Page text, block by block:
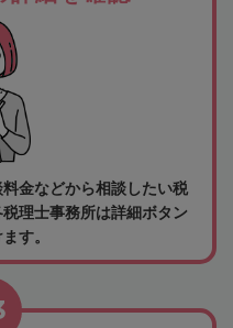
金などから相談したい税
理士事務所は詳細ボタン
す。